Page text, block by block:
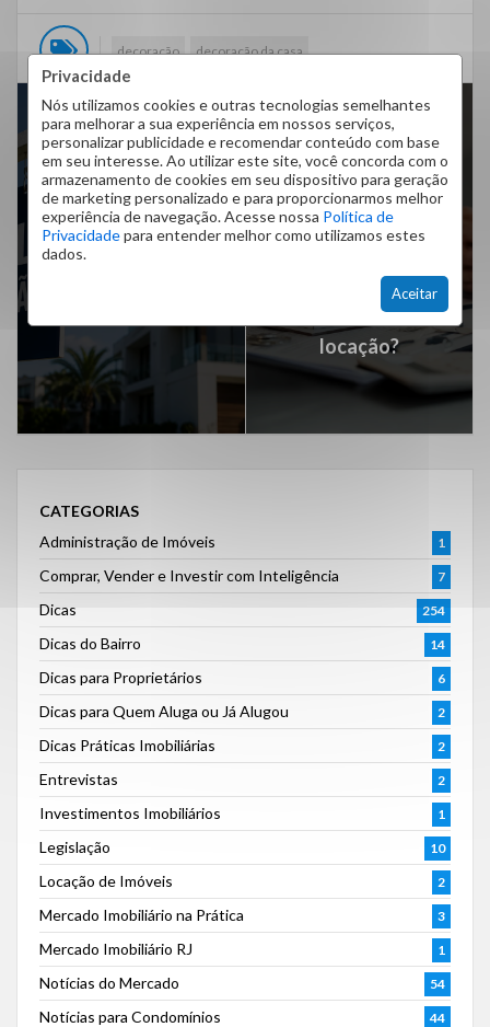
Privacidade
Nós utilizamos cookies e outras tecnologias semelhantes
para melhorar a sua experiência em nossos serviços,
personalizar publicidade e recomendar conteúdo com base
em seu interesse. Ao utilizar este site, você concorda com o
armazenamento de cookies em seu dispositivo para geração
de marketing personalizado e para proporcionarmos melhor
experiência de navegação. Acesse nossa Política de
Privacidadepara entender melhor como utilizamos estes
dados.
Aceitar
decoração decoração da casa
ARTIGO ANTERIOR
Posso alugar um
PRÓXIMO ARTIGO
Seguro Fiança:
garantia cara e difícil
melhor solução para
o mercado de
locação?
CATEGORIAS
Administração de Imóveis
1
Comprar, Vender e Investir com Inteligência 7
Dicas 254
Dicas do Bairro 14
Dicas para Proprietários 6
Dicas para Quem Aluga ou Já Alugou 2
Dicas Práticas Imobiliárias 2
Entrevistas 2
Investimentos Imobiliários 1
Legislação 10
Locação de Imóveis 2
Mercado Imobiliário na Prática 3
Mercado Imobiliário RJ 1
Notícias do Mercado 54
Notícias para Condomínios 44